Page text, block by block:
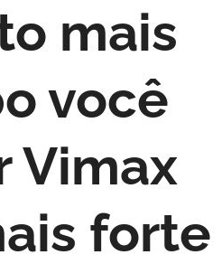
mais
você
Vimax
forte